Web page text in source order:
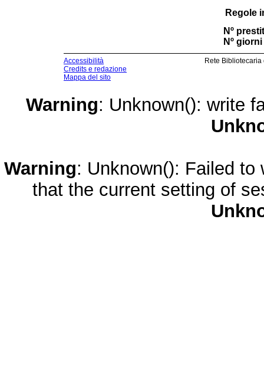
Regole
Nº
Nº
Accessibilità
Credits e redazione
Mappa del sito
Rete
Warning: Unknown(): write
Warning: Unknown(): Failed
that the current setting of